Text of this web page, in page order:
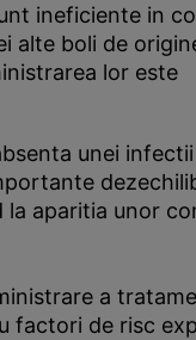
ineficiente in
alte boli de
lor este
unei
la aparitia unor
a
factori de risc